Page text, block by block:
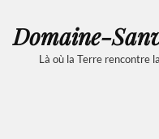
Domaine-
Là où la Terre rencontre